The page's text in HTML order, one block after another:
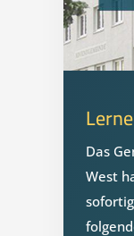
Das
West